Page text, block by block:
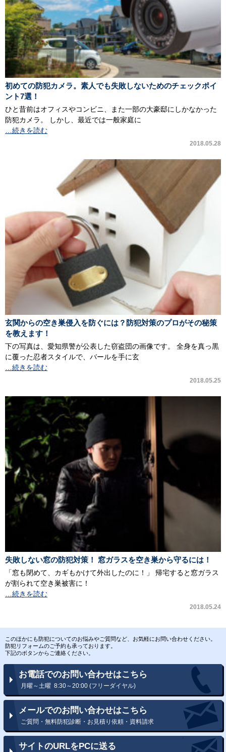
初めての防犯カメラ。素人でも失敗しないためのチェックポイ
ント7選！
ひと昔前はオフィスやコンビニ、また一部の大豪邸にしかなかった
防犯カメラ。 しかし、最近では一般家庭に
…続きを読む
2018.05.28
玄関からの空き巣侵入を防ぐには？防犯対策のプロがその秘策
を教えます！
下の写真は、愛知県警が公表した窃盗団の画像です。 全身を真っ黒
に覆った忍者スタイルで、バールを手に玄
…続きを読む
2018.05.25
失敗しない窓の防犯対策！ 窓ガラスを空き巣から守るには！
「窓も閉めて、カギもかけて外出したのに！」 帰宅すると窓ガラス
が割られて空き巣被害に！
…続きを読む
2018.05.24
このほかにも防犯についてのお悩みやご質問など、お気軽にお問い合わせください。
防犯リフォームのご予約も承っております。
下記のボタンからご連絡ください。
お電話でのお問い合わせはこちら
月曜～土曜 8:30～20:00 (フリーダイヤル)
メールでのお問い合わせはこちら
ご質問・無料防犯診断・お見積り依頼・資料請求
サイトのURLをPCに送る